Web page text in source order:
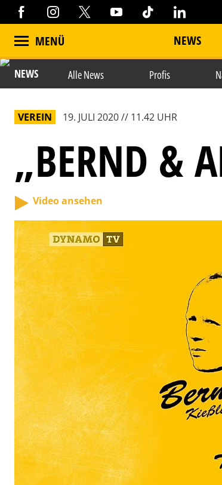
MENÜ NEWS
NEWS Alle News Profis
VEREIN 19. JULI 2020 // 11.42 UHR
„BERND &
Video ansehen